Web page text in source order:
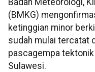
Badan Meteorologi,
(BMKG)
ketinggian minor
sudah mulai tercatat
pascagempa
Sulawesi.